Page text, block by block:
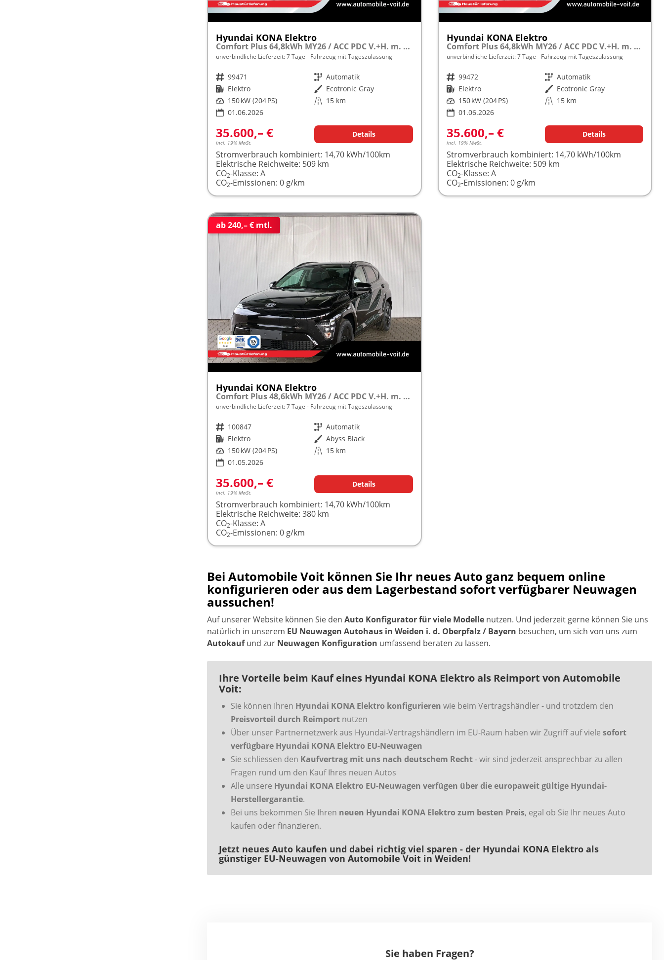
Hyundai KONA Elektro
Comfort Plus 64,8kWh MY26 / ACC PDC V.+H. m. Kamera Keyless Sitz & Lenkr.Heiz./ LED Navi
unverbindliche Lieferzeit:7 Tage Fahrzeug mit Tageszulassung
Fahrzeugnr. 99471 Getriebe Automatik
Kraftstoff Elektro Außenfarbe Ecotronic Gray
Leistung 150 kW (204 PS) Kilometerstand 15 km
01.06.2026
35.600,– €
incl. 19% MwSt.
Details
Stromverbrauch kombiniert: 14,70 kWh/100km
Elektrische Reichweite: 509 km
CO2-Klasse: A
CO2-Emissionen:0 g/km
Hyundai KONA Elektro
Comfort Plus 64,8kWh MY26 / ACC PDC V.+H. m. Kamera Keyless Sitz & Lenkr.Heiz./ LED Navi
unverbindliche Lieferzeit:7 Tage Fahrzeug mit Tageszulassung
Fahrzeugnr. 99472 Getriebe Automatik
Kraftstoff Elektro Außenfarbe Ecotronic Gray
Leistung 150 kW (204 PS) Kilometerstand 15 km
01.06.2026
35.600,– €
incl. 19% MwSt.
Details
Stromverbrauch kombiniert: 14,70 kWh/100km
Elektrische Reichweite: 509 km
CO2-Klasse: A
CO2-Emissionen: 0 g/km
ab 240,– € mtl.
Hyundai KONA Elektro
Comfort Plus 48,6kWh MY26 / ACC PDC V.+H. m. Kamera Keyless Sitz & Lenkr.Heiz./ LED Navi
unverbindliche Lieferzeit:7 Tage Fahrzeug mit Tageszulassung
Fahrzeugnr. 100847 Getriebe Automatik
Kraftstoff Elektro Außenfarbe Abyss Black
Leistung 150 kW (204 PS) Kilometerstand 15 km
01.05.2026
35.600,– €
incl. 19% MwSt.
Details
Stromverbrauch kombiniert: 14,70 kWh/100km
Elektrische Reichweite: 380 km
CO2-Klasse: A
CO2-Emissionen:0 g/km
Bei Automobile Voit können Sie Ihr neues Auto ganz bequem online
konfigurieren oder aus dem Lagerbestand sofort verfügbarer Neuwagen
aussuchen!
Auf unserer Website können Sie denAuto Konfigurator für viele Modelle nutzen. Und jederzeit gerne können Sie uns
natürlich in unserem EU Neuwagen Autohaus in Weiden i. d. Oberpfalz / Bayern besuchen, um sich von uns zum
Autokaufund zur Neuwagen Konfiguration umfassend beraten zu lassen.
Ihre Vorteile beim Kauf eines Hyundai KONA Elektro als Reimport von Automobile
Voit:
Sie können Ihren Hyundai KONA Elektro konfigurieren wie beim Vertragshändler - und trotzdem den
Preisvorteil durch Reimport nutzen
Über unser Partnernetzwerk aus Hyundai-Vertragshändlern im EU-Raum haben wir Zugriff auf vielesofort
verfügbare Hyundai KONA Elektro EU-Neuwagen
Sie schliessen den Kaufvertrag mit uns nach deutschem Recht- wir sind jederzeit ansprechbar zu allen
Fragen rund um den Kauf Ihres neuen Autos
Alle unsere Hyundai KONA Elektro EU-Neuwagen verfügen über die europaweit gültige Hyundai-
Herstellergarantie.
Bei uns bekommen Sie Ihren neuen Hyundai KONA Elektro zum besten Preis, egal ob Sie Ihr neues Auto
kaufen oder finanzieren.
Jetzt neues Auto kaufen und dabei richtig viel sparen - der Hyundai KONA Elektro als
günstiger EU-Neuwagen von Automobile Voit in Weiden!
Sie haben Fragen?